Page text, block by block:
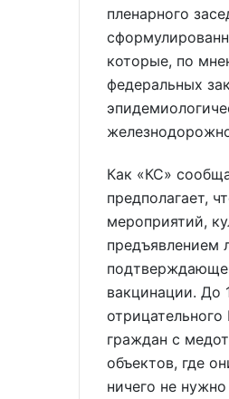
пленарного
которые, по
федеральных
Как «КС»
предполагает,
мероприятий,
предъявлением
вакцинации. До
граждан с
объектов, где
ничего не